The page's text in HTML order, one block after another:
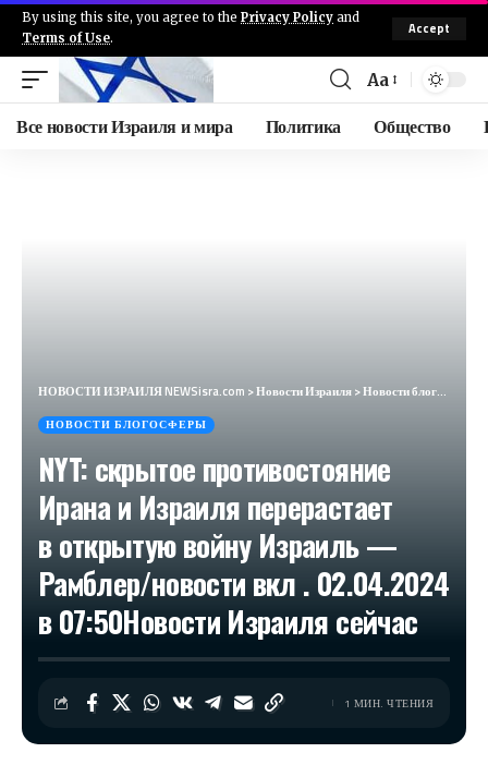
By using this site, you agree to the Privacy Policy and
Terms of Use.
Accept
Aa
Все новости Израиля и мира Политика Общество
НОВОСТИ ИЗРАИЛЯ NEWSisra.com >Новости Израиля>Новости блогосферы
НОВОСТИ БЛОГОСФЕРЫ
NYT: скрытое противостояние
Ирана и Израиля перерастает
в открытую войну Израиль —
Рамблер/новости вкл . 02.04.2024
в 07:50​Новости Израиля сейчас
1 МИН. ЧТЕНИЯ